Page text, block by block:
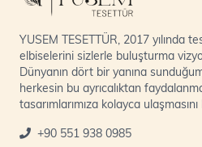
YUSEM TESETTÜR, 2017 yılında
elbiselerini sizlerle buluşturma
Dünyanın dört bir yanına
herkesin bu ayrıcalıktan
tasarımlarımıza kolayca
+90 551 938 0985